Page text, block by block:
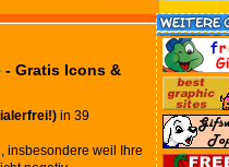
- Gratis Icons &
in 39
insbesondere weil Ihre